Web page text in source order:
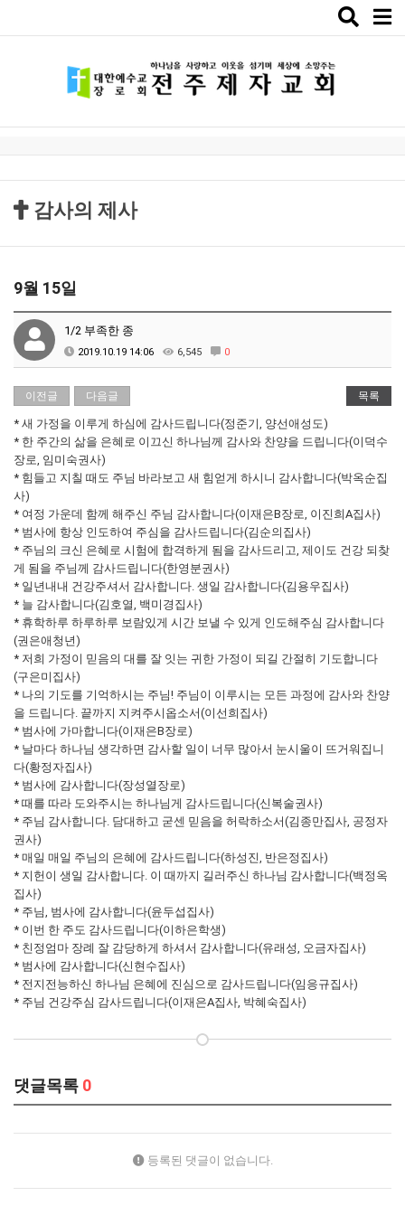
Toggle
감사의 제사
9월 15일
1/2 부족한 종
2019.10.19 14:06 6,545 0
이전글 다음글 목록
* 새 가정을 이루게 하심에 감사드립니다(정준기, 양선애성도)
* 한 주간의 삶을 은혜로 이끄신 하나님께 감사와 찬양을 드립니다(이덕수
장로, 임미숙권사)
* 힘들고 지칠 때도 주님 바라보고 새 힘얻게 하시니 감사합니다(박옥순집
사)
* 여정 가운데 함께 해주신 주님 감사합니다(이재은B장로, 이진희A집사)
* 범사에 항상 인도하여 주심을 감사드립니다(김순의집사)
* 주님의 크신 은혜로 시험에 합격하게 됨을 감사드리고, 제이도 건강 되찾
게 됨을 주님께 감사드립니다(한영분권사)
* 일년내내 건강주셔서 감사합니다. 생일 감사합니다(김용우집사)
* 늘 감사합니다(김호열, 백미경집사)
* 휴학하루 하루하루 보람있게 시간 보낼 수 있게 인도해주심 감사합니다
(권은애청년)
* 저희 가정이 믿음의 대를 잘 잇는 귀한 가정이 되길 간절히 기도합니다
(구은미집사)
* 나의 기도를 기억하시는 주님! 주님이 이루시는 모든 과정에 감사와 찬양
을 드립니다. 끝까지 지켜주시옵소서(이선희집사)
* 범사에 가마합니다(이재은B장로)
* 날마다 하나님 생각하면 감사할 일이 너무 많아서 눈시울이 뜨거워집니
다(황정자집사)
* 범사에 감사합니다(장성열장로)
* 때를 따라 도와주시는 하나님게 감사드립니다(신복술권사)
* 주님 감사합니다. 담대하고 굳센 믿음을 허락하소서(김종만집사, 공정자
권사)
* 매일 매일 주님의 은혜에 감사드립니다(하성진, 반은정집사)
* 지헌이 생일 감사합니다. 이 때까지 길러주신 하나님 감사합니다(백정옥
집사)
* 주님, 범사에 감사합니다(윤두섭집사)
* 이번 한 주도 감사드립니다(이하은학생)
* 친정엄마 장례 잘 감당하게 하셔서 감사합니다(유래성, 오금자집사)
* 범사에 감사합니다(신현수집사)
* 전지전능하신 하나님 은혜에 진심으로 감사드립니다(임응규집사)
* 주님 건강주심 감사드립니다(이재은A집사, 박혜숙집사)
댓글목록 0
등록된 댓글이 없습니다.